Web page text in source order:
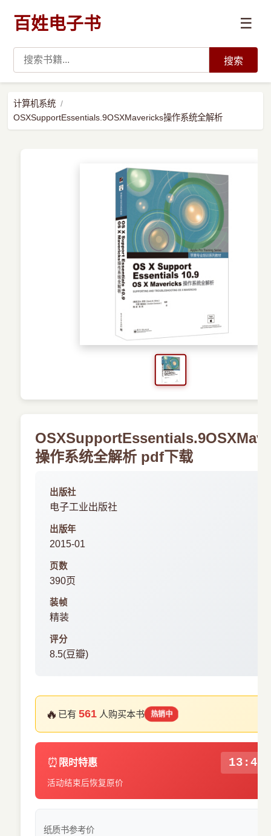
百姓电子书 ☰
开发技术
搜索
计算机系统
OSXSupportEssentials.9OSXMavericks操作系统全解析
操作系统全解析 pdf下载
出版社
电子工业出版社
出版年
2015-01
页数
390页
装帧
精装
评分
8.5(豆瓣)
🔥 已有561 人购买本书 热销中
⏰ 限时特惠
活动结束后恢复原价
纸质书参考价